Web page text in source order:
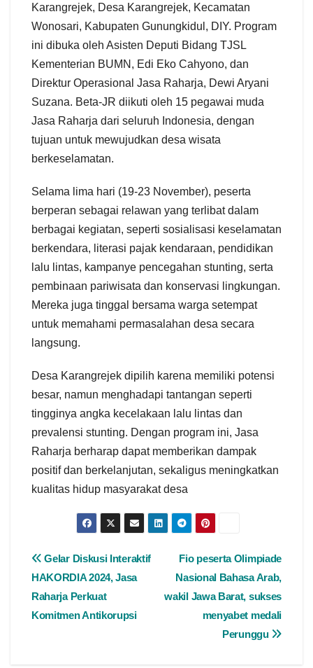
Karangrejek, Desa Karangrejek, Kecamatan
Wonosari, Kabupaten Gunungkidul, DIY. Program
ini dibuka oleh Asisten Deputi Bidang TJSL
Kementerian BUMN, Edi Eko Cahyono, dan
Direktur Operasional Jasa Raharja, Dewi Aryani
Suzana. Beta-JR diikuti oleh 15 pegawai muda
Jasa Raharja dari seluruh Indonesia, dengan
tujuan untuk mewujudkan desa wisata
berkeselamatan.
Selama lima hari (19-23 November), peserta
berperan sebagai relawan yang terlibat dalam
berbagai kegiatan, seperti sosialisasi keselamatan
berkendara, literasi pajak kendaraan, pendidikan
lalu lintas, kampanye pencegahan stunting, serta
pembinaan pariwisata dan konservasi lingkungan.
Mereka juga tinggal bersama warga setempat
untuk memahami permasalahan desa secara
langsung.
Desa Karangrejek dipilih karena memiliki potensi
besar, namun menghadapi tantangan seperti
tingginya angka kecelakaan lalu lintas dan
prevalensi stunting. Dengan program ini, Jasa
Raharja berharap dapat memberikan dampak
positif dan berkelanjutan, sekaligus meningkatkan
kualitas hidup masyarakat desa
Fio peserta Olimpiade
Nasional Bahasa Arab,
wakil Jawa Barat, sukses
menyabet medali
Perunggu
Gelar Diskusi Interaktif
HAKORDIA 2024, Jasa
Raharja Perkuat
Komitmen Antikorupsi